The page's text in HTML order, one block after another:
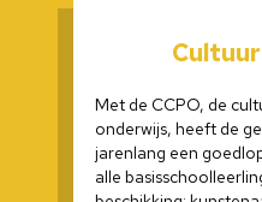
Met de CCPO, de
onderwijs, heeft de
jarenlang een
alle